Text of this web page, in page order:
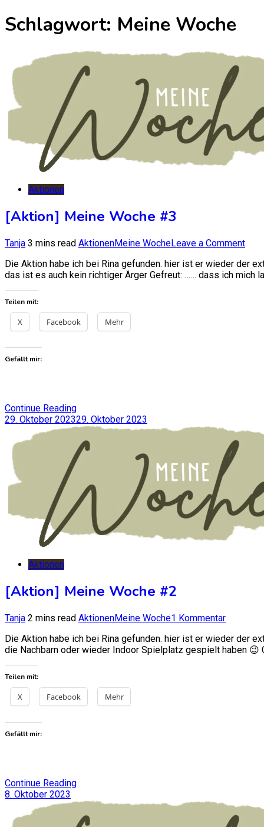
nach:
Schlagwort: Meine Woche
Aktionen
[Aktion] Meine Woche #3
Tanja 3 mins read AktionenMeine WocheLeave a Commenton
Die Aktion habe ich bei Rina gefunden. hier ist er wieder der
das ist es auch kein richtiger Ärger Gefreut: …… dass ich mich
Teilen mit:
X Facebook Mehr
Gefällt mir:
Continue Reading
29. Oktober 202329. Oktober 2023
Aktionen
[Aktion] Meine Woche #2
Tanja 2 mins read AktionenMeine Woche1 Kommentarzu
Meine
Woche
Die Aktion habe ich bei Rina gefunden. hier ist er wieder der
die Nachbarn oder wieder Indoor Spielplatz gespielt haben
Teilen mit:
X Facebook Mehr
Gefällt mir:
Continue Reading
8. Oktober 2023